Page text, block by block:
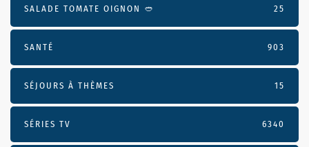
SALADE TOMATE OIGNON 🥙 25
SANTÉ 903
SÉJOURS À THÈMES 15
SÉRIES TV 6340